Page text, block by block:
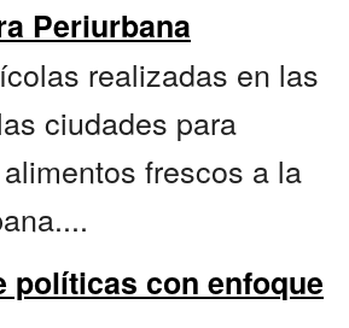
Periurbana
realizadas en las
ciudades para
frescos a la
políticas con enfoque